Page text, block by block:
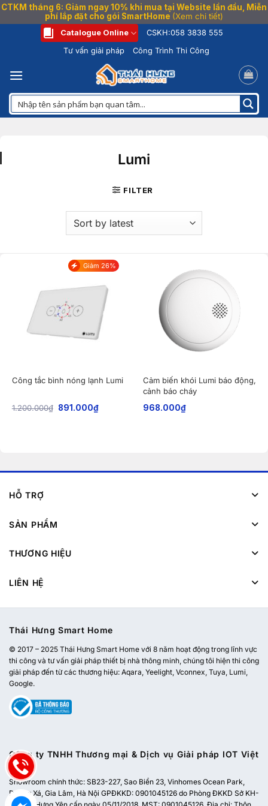
CTKM tháng 6: Giảm ngay 10% khi mua tại Website lần đầu, Miễn
phí lắp đặt cho gói SmartHome (Xem chi tiết)
dung
Catalogue Online CSKH:058 3838 555
Tư vấn giải pháp
Công Trình Thi Công
Lumi
FILTER
Giảm 26%
Công tắc bình nóng lạnh Lumi
1.200.000₫ 891.000₫
Cảm biến khói Lumi báo động,
cảnh báo cháy
968.000₫
HỖ TRỢ
SẢN PHẨM
THƯƠNG HIỆU
LIÊN HỆ
Thái Hưng Smart Home
© 2017 – 2025 Thái Hưng Smart Home với 8 năm hoạt động trong lĩnh vực
thi công và tư vấn giải pháp thiết bị nhà thông minh, chúng tôi hiện thi công
giải pháp đến từ các thương hiệu: Aqara, Yeelight, Vconnex, Tuya, Lumi,
Google.
Công ty TNHH Thương mại & Dịch vụ Giải pháp IOT Việt
Nam
Showroom chính thức: SB23-227, Sao Biển 23, Vinhomes Ocean Park,
Dương Xá, Gia Lâm, Hà Nội GPĐKKD: 0901045126 do Phòng ĐKKD Sở KH-